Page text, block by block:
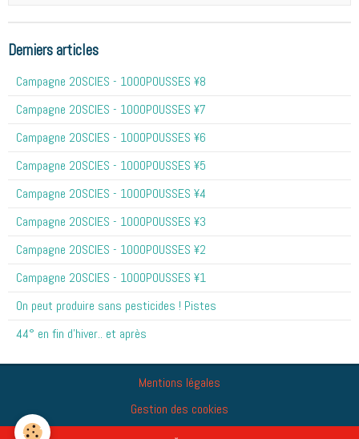
Derniers articles
Campagne 20SCIES - 1OOOPOUSSES ¥8
Campagne 20SCIES - 1OOOPOUSSES ¥7
Campagne 20SCIES - 1OOOPOUSSES ¥6
Campagne 20SCIES - 1OOOPOUSSES ¥5
Campagne 20SCIES - 1OOOPOUSSES ¥4
Campagne 20SCIES - 1OOOPOUSSES ¥3
Campagne 20SCIES - 1OOOPOUSSES ¥2
Campagne 20SCIES - 1OOOPOUSSES ¥1
On peut produire sans pesticides ! Pistes
44° en fin d'hiver.. et après
Mentions légales
Gestion des cookies